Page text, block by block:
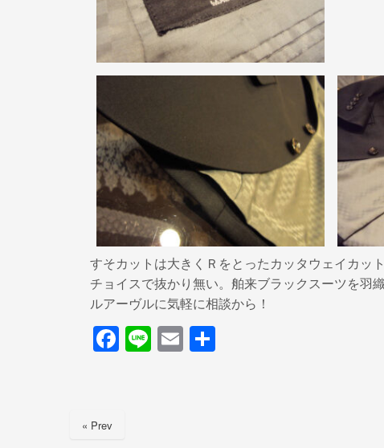
すそカットは大きくＲをとったカッタウェイカッ
チョイスで抜かり無い。舶来ブラックスーツを羽
ルアーヴルに気軽に相談から！
F Li E
« Prev